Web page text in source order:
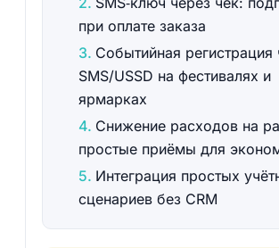
при оплате заказа
Событийная регистрация
SMS/USSD на фестивалях и
ярмарках
Снижение расходов на
простые приёмы для
Интеграция простых
сценариев без CRM